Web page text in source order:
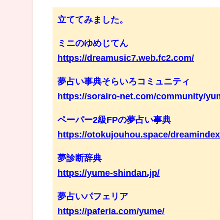
立ててみました。
ミニのゆめじてん
https://dreamusic7.web.fc2.com/
夢占い事典そらいろコミュニティ
https://sorairo-net.com/community/
ペーパー2級FPの夢占い事典
https://otokujouhou.space/
夢診断辞典
https://yume-shindan.jp/
夢占いパフェリア
https://paferia.com/yume/